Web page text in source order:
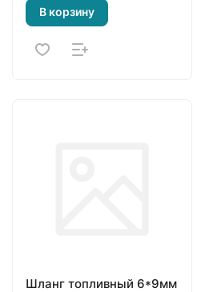
В корзину
Шланг топливный 6*9мм